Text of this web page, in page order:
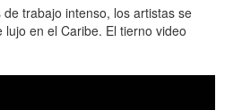
trabajo intenso, los artistas se
en el Caribe. El tierno video